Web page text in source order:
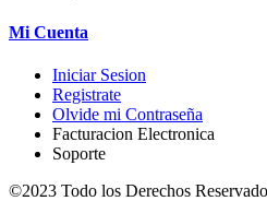
Mi Cuenta
Iniciar Sesion
Registrate
Olvide mi Contraseña
Facturacion Electronica
Soporte
©2023 Todo los Derechos